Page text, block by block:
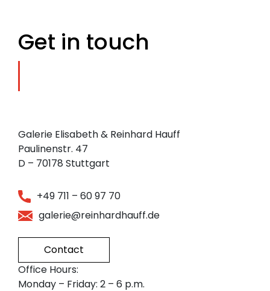
Get in touch
Galerie Elisabeth & Reinhard Hauff
Paulinenstr. 47
D – 70178 Stuttgart
+49 711 – 60 97 70
galerie@reinhardhauff.de
Contact
Office Hours:
Monday – Friday: 2 – 6 p.m.